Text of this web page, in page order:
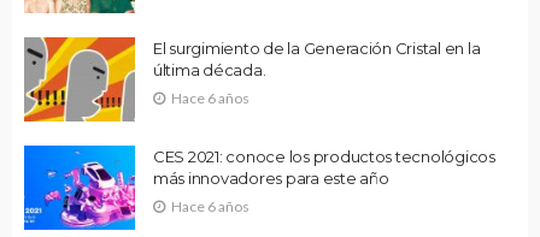
El surgimiento de la Generación Cristal en la
última década.
Hace 6 años
CES 2021: conoce los productos tecnológicos
más innovadores para este año
Hace 6 años